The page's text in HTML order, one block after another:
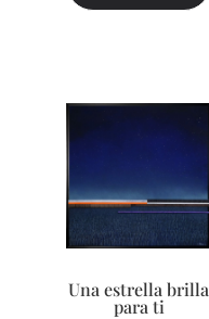
Una estrella brilla
para ti